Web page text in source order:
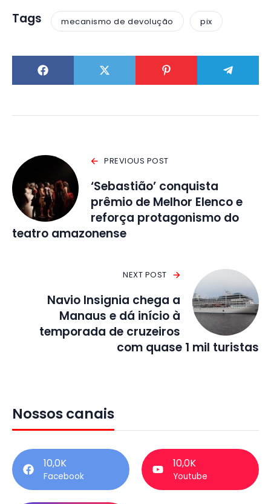
Tags mecanismo de devolução pix
PREVIOUS POST
‘Sebastião’ conquista
prêmio de Melhor Elenco e
reforça protagonismo do
teatro amazonense
NEXT POST
Navio Insignia chega a
Manaus e dá início à
temporada de cruzeiros
com quase 1 mil turistas
Nossos canais
10,0K
Facebook
10,0K
Youtube